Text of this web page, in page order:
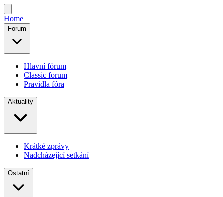
Home
Forum
Hlavní fórum
Classic forum
Pravidla fóra
Aktuality
Krátké zprávy
Nadcházející setkání
Ostatní